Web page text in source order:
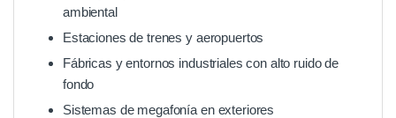
ambiental
Estaciones de trenes y aeropuertos
Fábricas y entornos industriales con alto ruido de
fondo
Sistemas de megafonía en exteriores